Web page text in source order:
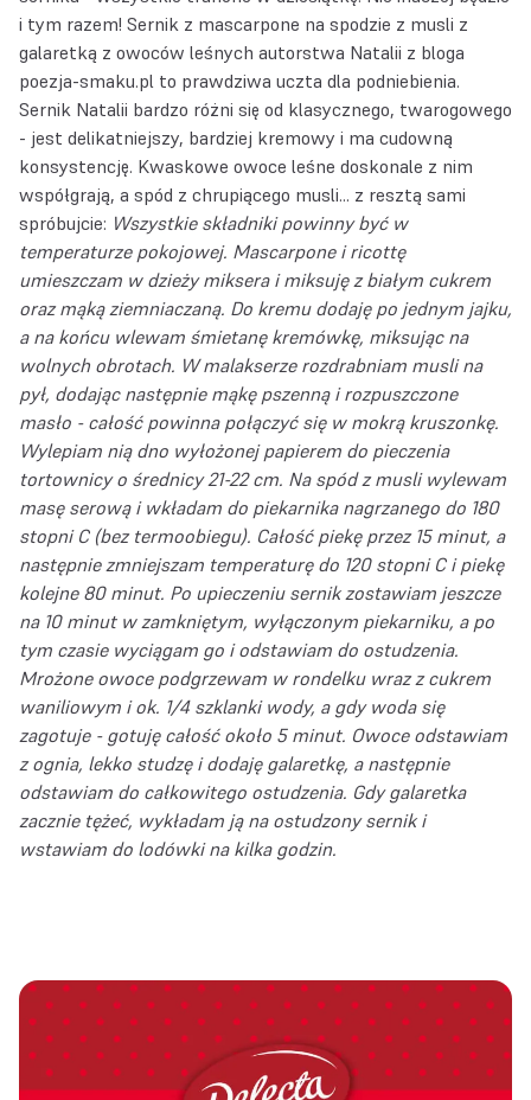
i tym razem! Sernik z mascarpone na spodzie z musli z
galaretką z owoców leśnych autorstwa Natalii z bloga
poezja-smaku.pl to prawdziwa uczta dla podniebienia.
Sernik Natalii bardzo różni się od klasycznego, twarogowego
- jest delikatniejszy, bardziej kremowy i ma cudowną
konsystencję. Kwaskowe owoce leśne doskonale z nim
współgrają, a spód z chrupiącego musli... z resztą sami
spróbujcie: Wszystkie składniki powinny być w
temperaturze pokojowej. Mascarpone i ricottę
umieszczam w dzieży miksera i miksuję z białym cukrem
oraz mąką ziemniaczaną. Do kremu dodaję po jednym jajku,
a na końcu wlewam śmietanę kremówkę, miksując na
wolnych obrotach. W malakserze rozdrabniam musli na
pył, dodając następnie mąkę pszenną i rozpuszczone
masło - całość powinna połączyć się w mokrą kruszonkę.
Wylepiam nią dno wyłożonej papierem do pieczenia
tortownicy o średnicy 21-22 cm. Na spód z musli wylewam
masę serową i wkładam do piekarnika nagrzanego do 180
stopni C (bez termoobiegu). Całość piekę przez 15 minut, a
następnie zmniejszam temperaturę do 120 stopni C i piekę
kolejne 80 minut. Po upieczeniu sernik zostawiam jeszcze
na 10 minut w zamkniętym, wyłączonym piekarniku, a po
tym czasie wyciągam go i odstawiam do ostudzenia.
Mrożone owoce podgrzewam w rondelku wraz z cukrem
waniliowym i ok. 1/4 szklanki wody, a gdy woda się
zagotuje - gotuję całość około 5 minut. Owoce odstawiam
z ognia, lekko studzę i dodaję galaretkę, a następnie
odstawiam do całkowitego ostudzenia. Gdy galaretka
zacznie tężeć, wykładam ją na ostudzony sernik i
wstawiam do lodówki na kilka godzin.